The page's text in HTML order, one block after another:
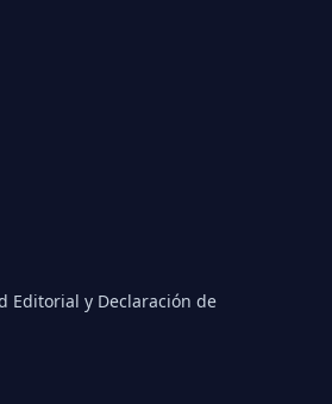
Editorial y Declaración de